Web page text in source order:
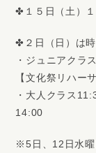
✤１５日（土）
✤２日（日）は
・ジュニアクラ
【文化祭リハー
・大人クラス
14:00
※5日、12日水曜